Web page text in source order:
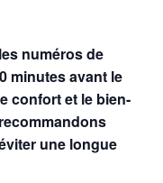
numéros de
minutes avant le
confort et le bien-
une longue